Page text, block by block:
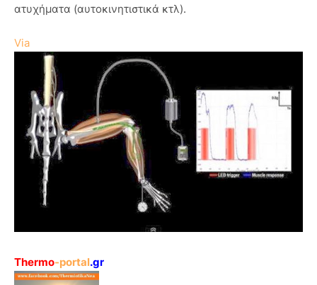
ατυχήματα (αυτοκινητιστικά κτλ).
Via
Thermo-portal.gr